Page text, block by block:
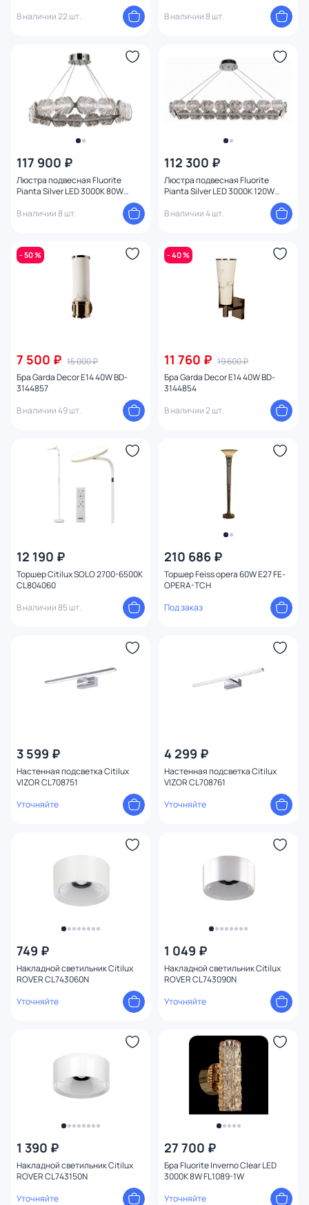
В наличии 22 шт.
В наличии 8 шт.
117 900 ₽
Люстра подвесная Fluorite
Pianta Silver LED 3000K 80W
В наличии 8 шт.
112 300 ₽
Люстра подвесная Fluorite
Pianta Silver LED 3000K 120W
В наличии 4 шт.
- 50 %
7 500 ₽ 15 000 ₽
Бра Garda Decor E14 40W BD-
3144857
В наличии 49 шт.
- 40 %
11 760 ₽ 19 600 ₽
Бра Garda Decor E14 40W BD-
3144854
В наличии 2 шт.
12 190 ₽
Торшер Citilux SOLO 2700-6500K
CL804060
В наличии 85 шт.
210 686 ₽
Торшер Feiss opera 60W E27 FE-
OPERA-TCH
Под заказ
3 599 ₽
Настенная подсветка Citilux
VIZOR CL708751
Уточняйте
4 299 ₽
Настенная подсветка Citilux
VIZOR CL708761
Уточняйте
749 ₽
Накладной светильник Citilux
ROVER CL743060N
Уточняйте
1 049 ₽
Накладной светильник Citilux
ROVER CL743090N
Уточняйте
1 390 ₽
Накладной светильник Citilux
ROVER CL743150N
Уточняйте
27 700 ₽
Бра Fluorite Inverno Clear LED
3000K 8W FL1089-1W
Уточняйте